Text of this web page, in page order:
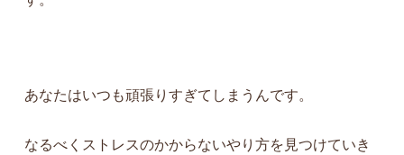
あなたはいつも頑張りすぎてしまうんです。
なるべくストレスのかからないやり方を見つけていき